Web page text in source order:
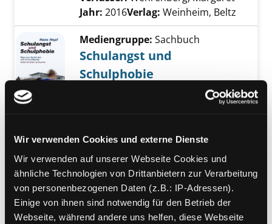
Wir verwenden Cookies und externe Dienste
Wir verwenden auf unserer Webseite Cookies und
ähnliche Technologien von Drittanbietern zur Verarbeitung
von personenbezogenen Daten (z.B.: IP-Adressen).
Einige von ihnen sind notwendig für den Betrieb der
Webseite, während andere uns helfen, diese Webseite
Jahr: 2016Verlag: Weinheim, Beltz
Exemplar-Details von Schulangst und
Mediengruppe: Sachbuch
Schulangst und
Schulphobie
Wege zum Verständnis und zur
Bewältigung ; Hilfe für Eltern und
Verfasser:
Hopf, HansSuche nach
Verlag:Frankfurt am Main, Brandes
& Apsel
Mediengruppe:Kinderbuch